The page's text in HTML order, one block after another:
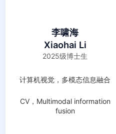
李啸海
Xiaohai Li
2025级博士生
计算机视觉，多模态信息融合
CV，Multimodal information
fusion